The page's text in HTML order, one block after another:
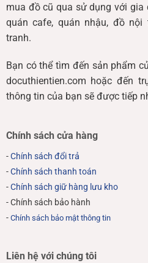
mua đồ cũ qua sử dụng với gia
quán cafe, quán nhậu, đồ
tranh.
Bạn có thể tìm đến sản phẩm
docuthientien.com hoặc đến
thông tin của bạn sẽ được tiếp
Chính sách cửa hàng
-Chính sách đổi trả
-Chính sách thanh toán
-Chính sách giữ hàng lưu kho
- Chính sách bảo hành
- Chính sách bảo mật thông tin
Liên hệ với chúng tôi